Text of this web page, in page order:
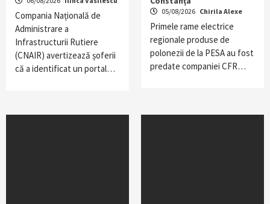
Compania Națională de
Administrare a
Infrastructurii Rutiere
(CNAIR) avertizează șoferii
că a identificat un portal…
05/08/2026 Chirila Alexe
Primele rame electrice
regionale produse de
polonezii de la PESA au fost
predate companiei CFR…